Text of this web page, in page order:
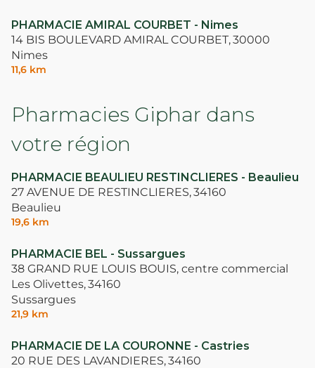
PHARMACIE AMIRAL COURBET - Nimes
14 BIS BOULEVARD AMIRAL COURBET,30000
Nimes
11,6 km
Pharmacies Giphar dans
votre région
PHARMACIE BEAULIEU RESTINCLIERES - Beaulieu
27 AVENUE DE RESTINCLIERES,34160
Beaulieu
19,6 km
PHARMACIE BEL - Sussargues
38 GRAND RUE LOUIS BOUIS, centre commercial
Les Olivettes,34160
Sussargues
21,9 km
PHARMACIE DE LA COURONNE - Castries
20 RUE DES LAVANDIERES,34160